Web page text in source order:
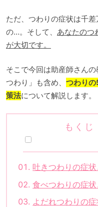
ただ、つわりの症状は千
の…。そして、 あなたのつ
が大切です。
そこで今回は助産師さん
つわり」も含め、 つわり
策法について解説します。
もくじ
吐きつわりの症
食べつわりの症
よだれつわりの